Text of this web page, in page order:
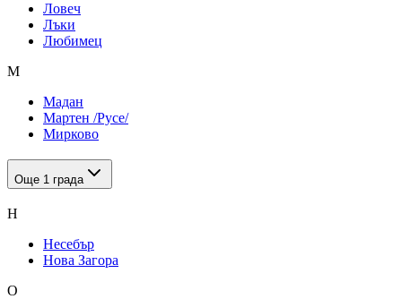
Ловеч
Лъки
Любимец
М
Мадан
Мартен /Русе/
Мирково
Още 1 града
Н
Несебър
Нова Загора
О